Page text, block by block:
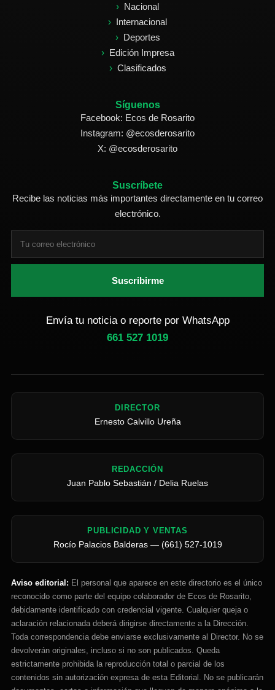
Nacional
Internacional
Deportes
Edición Impresa
Clasificados
Síguenos
Facebook: Ecos de Rosarito
Instagram: @ecosderosarito
X: @ecosderosarito
Suscríbete
Recibe las noticias más importantes directamente en tu correo
electrónico.
Suscribirme
Envía tu noticia o reporte por WhatsApp
661 527 1019
DIRECTOR
Ernesto Calvillo Ureña
REDACCIÓN
Juan Pablo Sebastián / Delia Ruelas
PUBLICIDAD Y VENTAS
Rocío Palacios Balderas — (661) 527-1019
Aviso editorial: El personal que aparece en este directorio es el único
reconocido como parte del equipo colaborador de Ecos de Rosarito,
debidamente identificado con credencial vigente. Cualquier queja o
aclaración relacionada deberá dirigirse directamente a la Dirección.
Toda correspondencia debe enviarse exclusivamente al Director. No se
devolverán originales, incluso si no son publicados. Queda
estrictamente prohibida la reproducción total o parcial de los
contenidos sin autorización expresa de esta Editorial. No se publicarán